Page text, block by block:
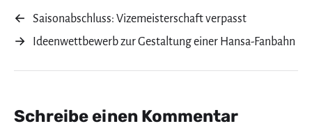
←
Saisonabschluss: Vizemeisterschaft verpasst
→
Ideenwettbewerb zur Gestaltung einer Hansa-Fanbahn
Schreibe einen Kommentar